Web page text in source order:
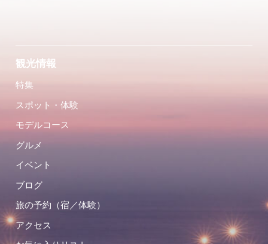
観光情報
特集
スポット・体験
モデルコース
グルメ
イベント
ブログ
旅の予約（宿／体験）
アクセス